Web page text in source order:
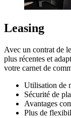
Leasing
Avec un contrat de
plus récentes et
votre carnet de
Utilisation de
Sécurité de
Avantages
Plus de